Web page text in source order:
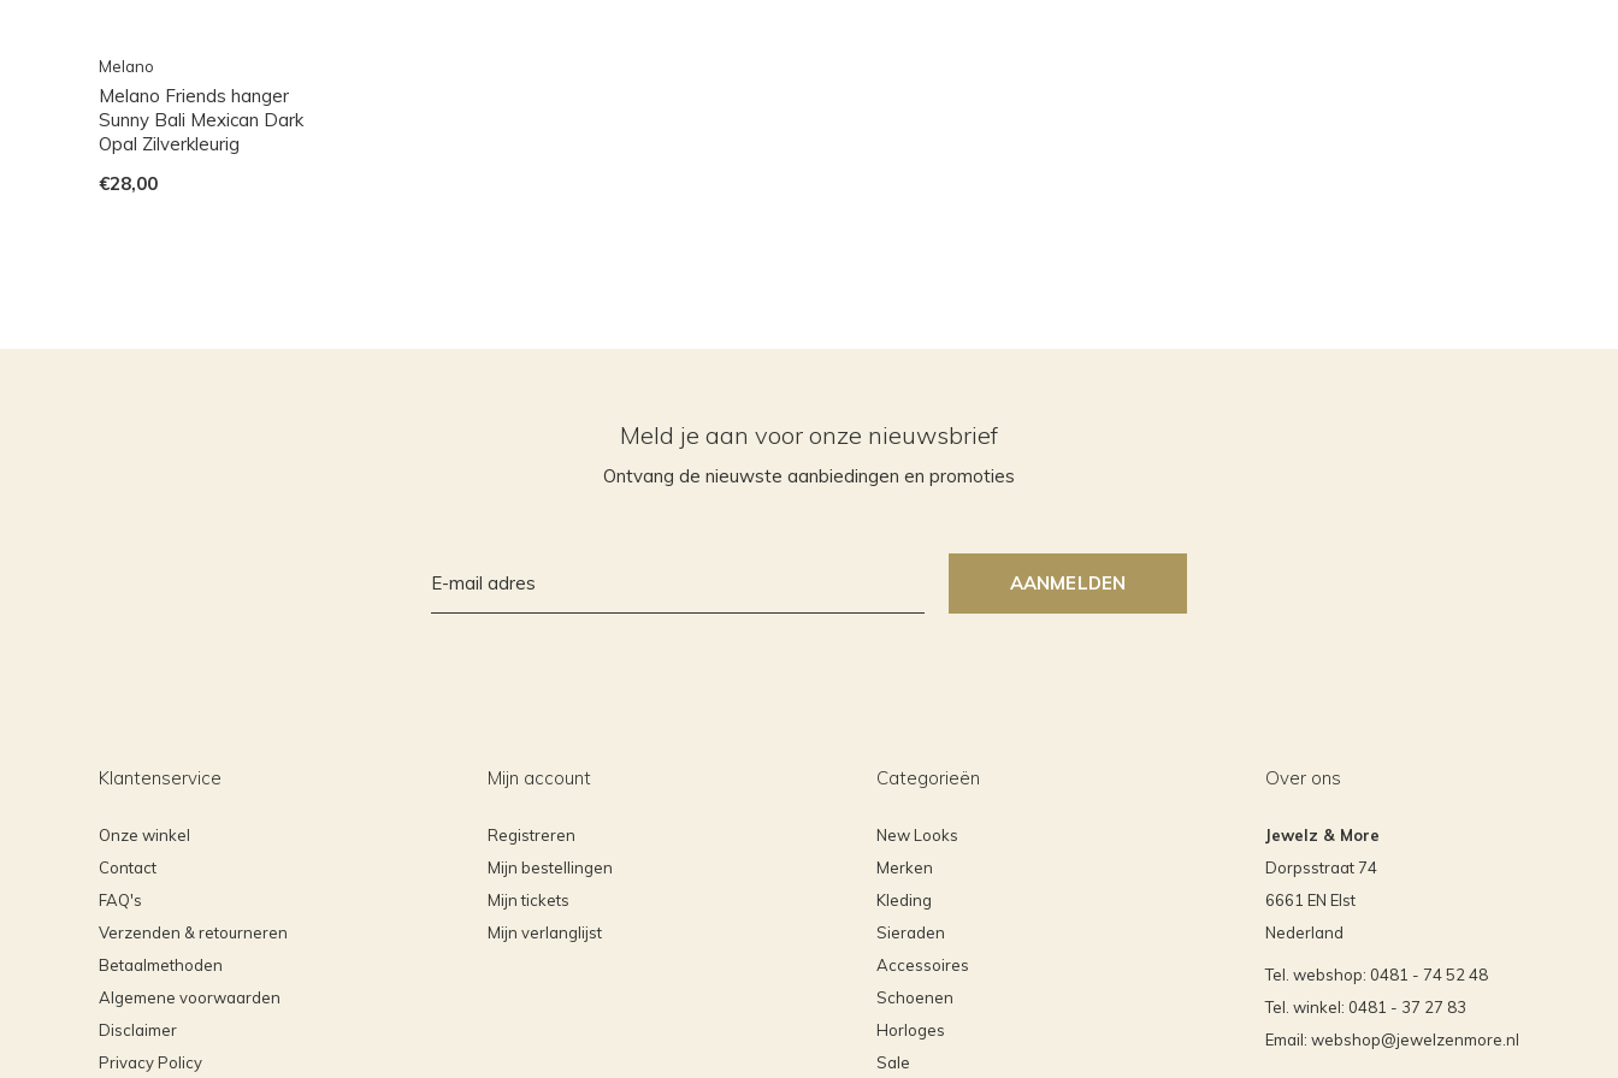
Melano
Melano Friends hanger
Sunny Bali Mexican Dark
Opal Zilverkleurig
€28,00
Meld je aan voor onze nieuwsbrief
Ontvang de nieuwste aanbiedingen en promoties
AANMELDEN
Klantenservice
Onze winkel
Contact
FAQ's
Verzenden & retourneren
Betaalmethoden
Algemene voorwaarden
Disclaimer
Privacy Policy
Mijn account
Registreren
Mijn bestellingen
Mijn tickets
Mijn verlanglijst
Categorieën
New Looks
Merken
Kleding
Sieraden
Accessoires
Schoenen
Horloges
Sale
Over ons
Jewelz & More
Dorpsstraat 74
6661 EN Elst
Nederland
Tel. webshop: 0481 - 74 52 48
Tel. winkel: 0481 - 37 27 83
Email: webshop@jewelzenmore.nl